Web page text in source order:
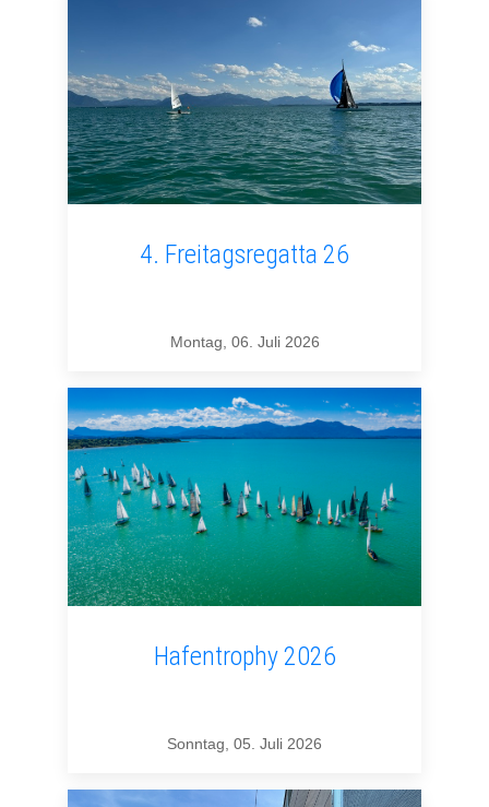
4. Freitagsregatta 26
Montag, 06. Juli 2026
Hafentrophy 2026
Sonntag, 05. Juli 2026